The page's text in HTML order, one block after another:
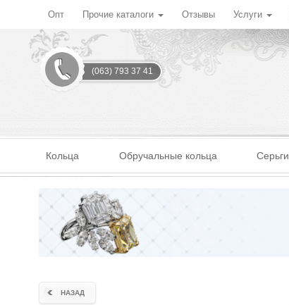
Опт Прочие каталоги Отзывы Услуги
(063) 793 37 41
Кольца Обручальные кольца Серьги
НАЗАД